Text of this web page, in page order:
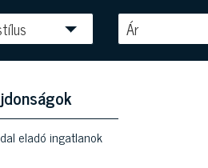
Ár
eladó ingatlanok